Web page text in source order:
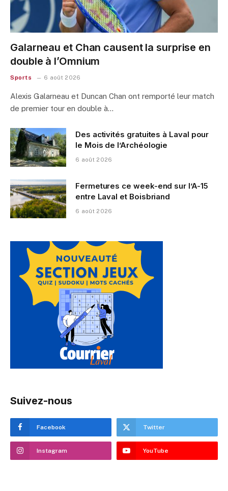
Galarneau et Chan causent la surprise en
double à l’Omnium
Sports 6 août 2026
Alexis Galarneau et Duncan Chan ont remporté leur match
de premier tour en double à…
Des activités gratuites à Laval pour
le Mois de l’Archéologie
6 août 2026
Fermetures ce week-end sur l’A-15
entre Laval et Boisbriand
6 août 2026
Suivez-nous
Facebook Twitter
Instagram YouTube